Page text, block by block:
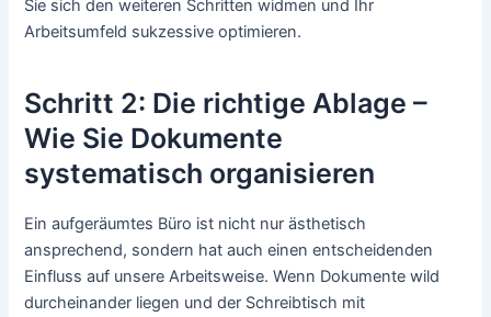
Sie sich den weiteren Schritten widmen und Ihr
Arbeitsumfeld sukzessive optimieren.
Schritt 2: Die richtige Ablage –
Wie Sie Dokumente
systematisch organisieren
Ein aufgeräumtes Büro ist nicht nur ästhetisch
ansprechend, sondern hat auch einen entscheidenden
Einfluss auf unsere Arbeitsweise. Wenn Dokumente wild
durcheinander liegen und der Schreibtisch mit